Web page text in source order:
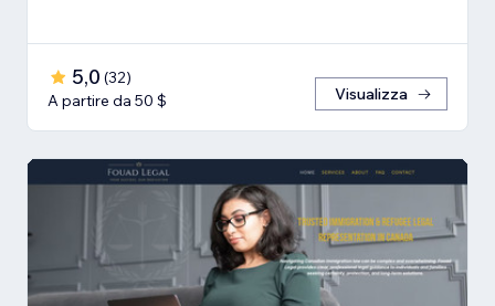
5,0 (32)
A partire da 50 $
Visualizza